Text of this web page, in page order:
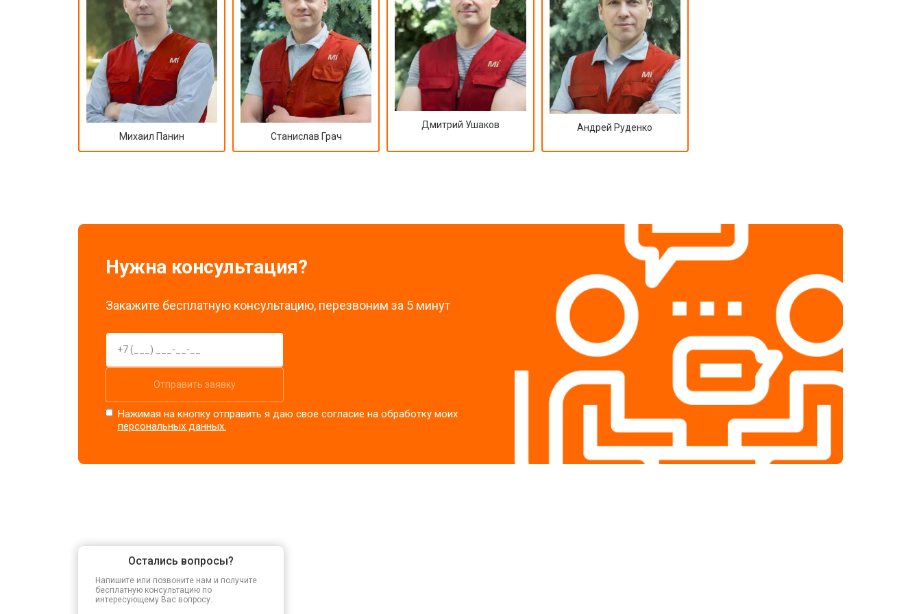
Михаил Панин Станислав Грач
Дмитрий Ушаков Андрей Руденко
Нужна консультация?
Закажите бесплатную консультацию, перезвоним за 5 минут
Отправить заявку
Нажимая на кнопку отправить я даю свое согласие на обработку моих
персональных данных.
Остались вопросы?
Напишите или позвоните нам и получите
бесплатную консультацию по
интересующему Вас вопросу.